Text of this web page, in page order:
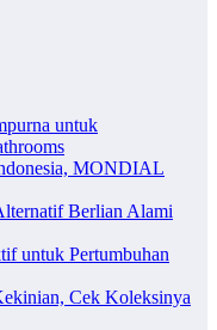
untuk
MONDIAL
Berlian Alami
untuk Pertumbuhan
Cek Koleksinya